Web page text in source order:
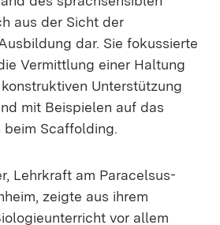
aus der Sicht der
dar. Sie fokussierte
Vermittlung einer Haltung
Unterstützung
mit Beispielen auf das
Scaffolding.
Lehrkraft am Paracelsus-
zeigte aus ihrem
vor allem